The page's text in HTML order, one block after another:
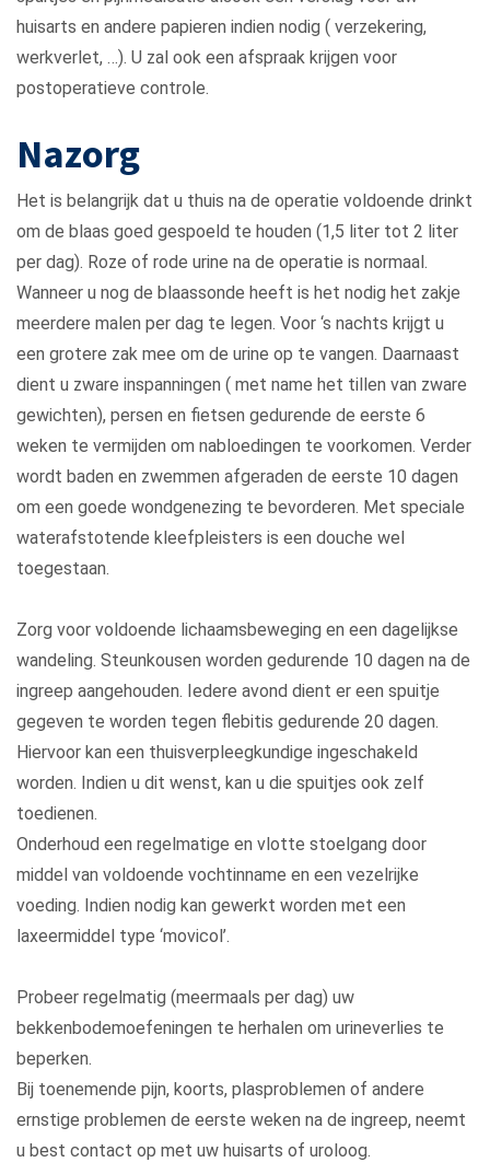
huisarts en andere papieren indien nodig ( verzekering,
werkverlet, …). U zal ook een afspraak krijgen voor
postoperatieve controle.
Nazorg
Het is belangrijk dat u thuis na de operatie voldoende drinkt
om de blaas goed gespoeld te houden (1,5 liter tot 2 liter
per dag). Roze of rode urine na de operatie is normaal.
Wanneer u nog de blaassonde heeft is het nodig het zakje
meerdere malen per dag te legen. Voor ‘s nachts krijgt u
een grotere zak mee om de urine op te vangen. Daarnaast
dient u zware inspanningen ( met name het tillen van zware
gewichten), persen en fietsen gedurende de eerste 6
weken te vermijden om nabloedingen te voorkomen. Verder
wordt baden en zwemmen afgeraden de eerste 10 dagen
om een goede wondgenezing te bevorderen. Met speciale
waterafstotende kleefpleisters is een douche wel
toegestaan.
Zorg voor voldoende lichaamsbeweging en een dagelijkse
wandeling. Steunkousen worden gedurende 10 dagen na de
ingreep aangehouden. Iedere avond dient er een spuitje
gegeven te worden tegen flebitis gedurende 20 dagen.
Hiervoor kan een thuisverpleegkundige ingeschakeld
worden. Indien u dit wenst, kan u die spuitjes ook zelf
toedienen.
Onderhoud een regelmatige en vlotte stoelgang door
middel van voldoende vochtinname en een vezelrijke
voeding. Indien nodig kan gewerkt worden met een
laxeermiddel type ‘movicol’.
Probeer regelmatig (meermaals per dag) uw
bekkenbodemoefeningen te herhalen om urineverlies te
beperken.
Bij toenemende pijn, koorts, plasproblemen of andere
ernstige problemen de eerste weken na de ingreep, neemt
u best contact op met uw huisarts of uroloog.